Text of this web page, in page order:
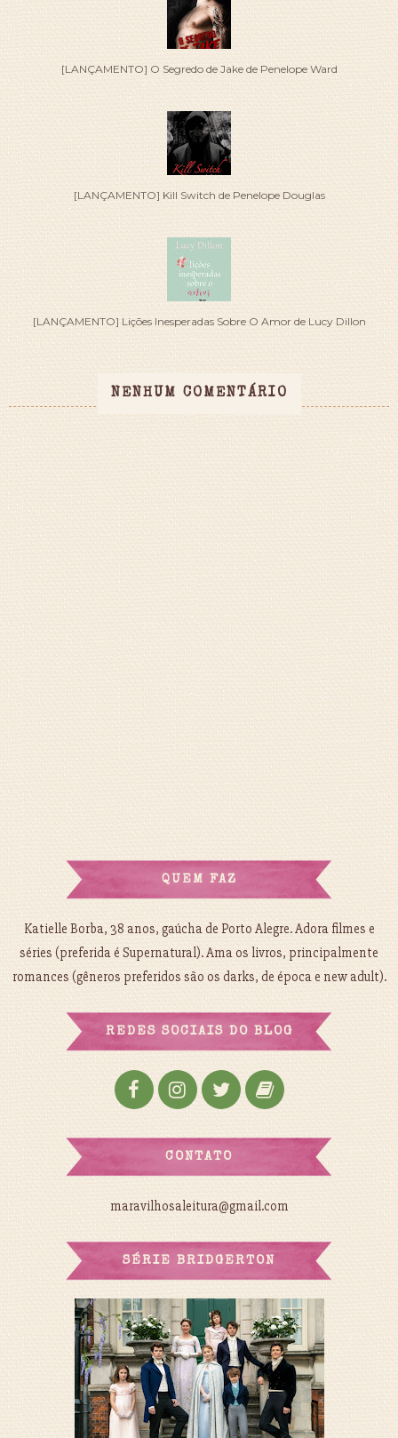
[LANÇAMENTO] O Segredo de Jake de Penelope Ward
[LANÇAMENTO] Kill Switch de Penelope Douglas
[LANÇAMENTO] Lições Inesperadas Sobre O Amor de Lucy Dillon
NENHUM COMENTÁRIO
QUEM FAZ
Katielle Borba, 38 anos, gaúcha de Porto Alegre. Adora filmes e
séries (preferida é Supernatural). Ama os livros, principalmente
romances (gêneros preferidos são os darks, de época e new adult).
REDES SOCIAIS DO BLOG
CONTATO
maravilhosaleitura@gmail.com
SÉRIE BRIDGERTON